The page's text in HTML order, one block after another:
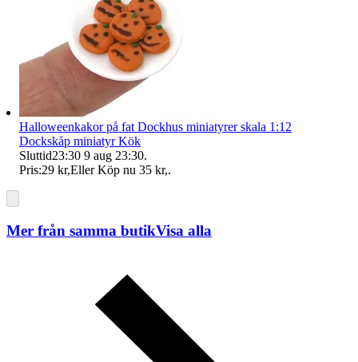
Halloweenkakor på fat Dockhus miniatyrer skala 1:12
Dockskåp miniatyr Kök
Sluttid23:30 9 aug 23:30.
Pris:29 kr,Eller Köp nu 35 kr,.
Mer från samma butikVisa alla